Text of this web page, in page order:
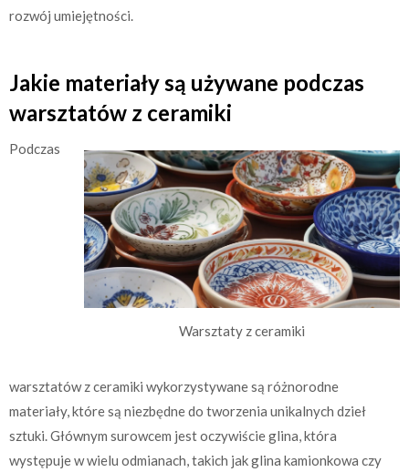
rozwój umiejętności.
Jakie materiały są używane podczas
warsztatów z ceramiki
Warsztaty z ceramiki
Podczas
warsztatów z ceramiki wykorzystywane są różnorodne
materiały, które są niezbędne do tworzenia unikalnych dzieł
sztuki. Głównym surowcem jest oczywiście glina, która
występuje w wielu odmianach, takich jak glina kamionkowa czy